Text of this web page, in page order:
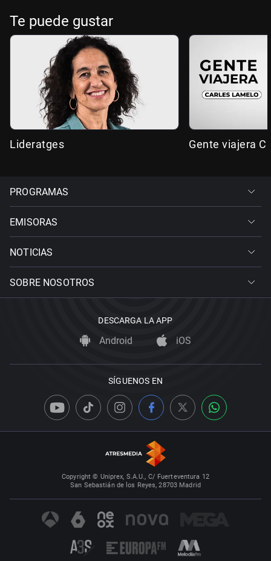
Te puede gustar
Lideratges Gente viajera
PROGRAMAS
EMISORAS
NOTICIAS
SOBRE NOSOTROS
DESCARGA LA APP
Android iOS
SÍGUENOS EN
Copyright © Uniprex, S.A.U., C/ Fuerteventura 12
San Sebastián de los Reyes, 28703 Madrid